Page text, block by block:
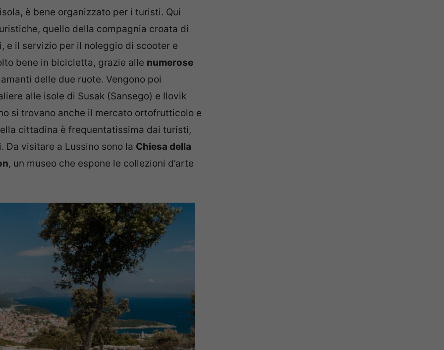
è bene organizzato per i turisti. Qui
quello della compagnia croata di
il servizio per il noleggio di scooter e
bene in bicicletta, grazie alle numerose
delle due ruote. Vengono poi
alle isole di Susak (Sansego) e Ilovik
si trovano anche il mercato ortofrutticolo e
cittadina è frequentatissima dai turisti,
visitare a Lussino sono la Chiesa della
, un museo che espone le collezioni d’arte